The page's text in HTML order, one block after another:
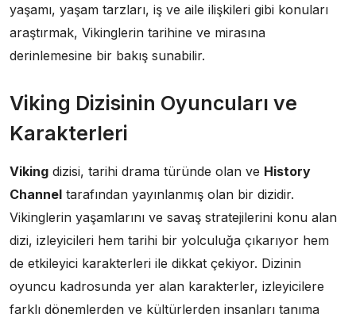
yaşamı, yaşam tarzları, iş ve aile ilişkileri gibi konuları
araştırmak, Vikinglerin tarihine ve mirasına
derinlemesine bir bakış sunabilir.
Viking Dizisinin Oyuncuları ve
Karakterleri
Viking dizisi, tarihi drama türünde olan ve History
Channel tarafından yayınlanmış olan bir dizidir.
Vikinglerin yaşamlarını ve savaş stratejilerini konu alan
dizi, izleyicileri hem tarihi bir yolculuğa çıkarıyor hem
de etkileyici karakterleri ile dikkat çekiyor. Dizinin
oyuncu kadrosunda yer alan karakterler, izleyicilere
farklı dönemlerden ve kültürlerden insanları tanıma